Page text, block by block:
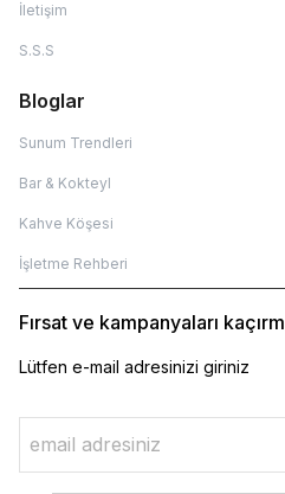
İletişim
S.S.S
Bloglar
Sunum Trendleri
Bar & Kokteyl
Kahve Köşesi
İşletme Rehberi
Fırsat ve kampanyaları
Lütfen e-mail adresinizi giriniz